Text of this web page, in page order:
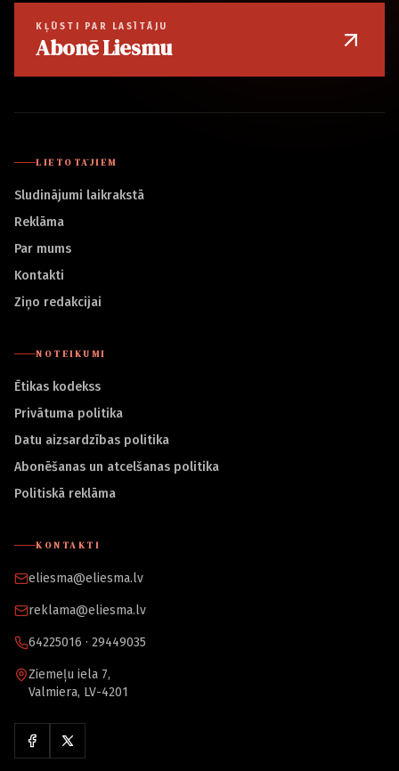
KĻŪSTI PAR LASĪTĀJU
Abonē Liesmu
LIETOTĀJIEM
Sludinājumi laikrakstā
Reklāma
Par mums
Kontakti
Ziņo redakcijai
NOTEIKUMI
Ētikas kodekss
Privātuma politika
Datu aizsardzības politika
Abonēšanas un atcelšanas politika
Politiskā reklāma
KONTAKTI
eliesma@eliesma.lv
reklama@eliesma.lv
64225016 · 29449035
Ziemeļu iela 7,
Valmiera, LV-4201